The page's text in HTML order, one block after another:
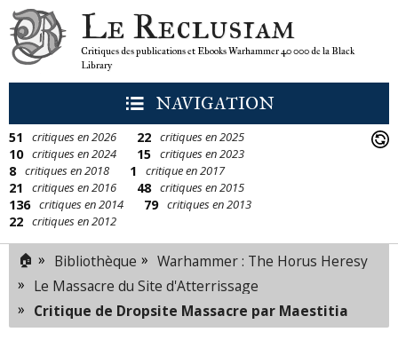
Le Reclusiam
Critiques des publications et Ebooks Warhammer 40 000 de la Black
Library
NAVIGATION
51 critiques en 2026 22 critiques en 2025
10 critiques en 2024 15 critiques en 2023
8 critiques en 2018 1 critique en 2017
21 critiques en 2016 48 critiques en 2015
136 critiques en 2014 79 critiques en 2013
22 critiques en 2012
🏠 » Bibliothèque » Warhammer : The Horus Heresy
» Le Massacre du Site d'Atterrissage
» Critique de Dropsite Massacre par Maestitia